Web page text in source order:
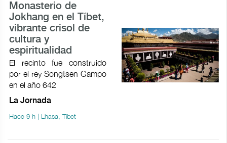
Monasterio de
Jokhang en el Tíbet,
vibrante crisol de
cultura y
espiritualidad
El recinto fue construido
por el rey Songtsen Gampo
en el año 642
La Jornada
Hace 9 h | Lhasa, Tíbet